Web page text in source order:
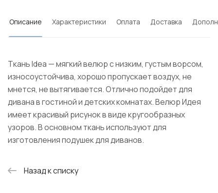
Описание Характеристики Оплата Доставка
Ткань Idea — мягкий велюр с низким, густым ворсом,
износоустойчива, хорошо пропускает воздух, не
мнется, не вытягивается. Отлично подойдет для
дивана в гостиной и детских комнатах. Велюр Идея
имеет красивый рисунок в виде кругообразных
узоров. В основном ткань используют для
изготовления подушек для диванов.
Назад к списку